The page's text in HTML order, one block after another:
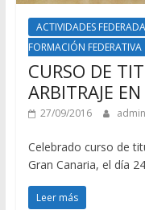
ACTIVIDADES
FORMACIÓN FEDERATIVA
CURSO DE
ARBITRAJE
27/09/2016 admin
Celebrado curso de
Gran Canaria, el día
Leer más